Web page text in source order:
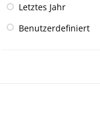
Letztes Jahr
Benutzerdefiniert